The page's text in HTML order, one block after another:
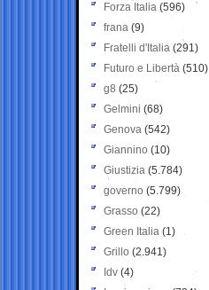
Forza Italia (596)
frana (9)
Fratelli d'Italia (291)
Futuro e Libertà (510)
g8 (25)
Gelmini (68)
Genova (542)
Giannino (10)
Giustizia (5.784)
governo (5.799)
Grasso (22)
Green Italia (1)
Grillo (2.941)
Idv (4)